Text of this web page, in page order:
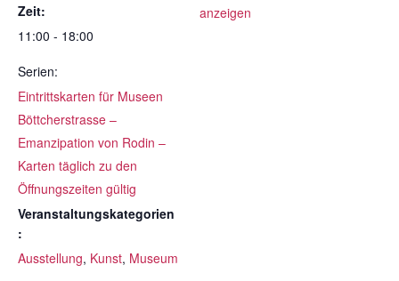
Zeit:
11:00 - 18:00
Serien:
Eintrittskarten für Museen
Böttcherstrasse –
Emanzipation von Rodin –
Karten täglich zu den
Öffnungszeiten gültig
Veranstaltungskategorien
:
Ausstellung, Kunst, Museum
anzeigen